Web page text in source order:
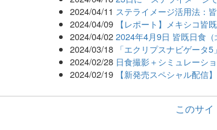
2024/04/11 ステライメージ活用法：
2024/04/09 【レポート】メキシコ皆
2024/04/02 2024年4月9日 皆既日食（
2024/03/18 「エクリプスナビゲー
2024/02/28 日食撮影＋シミュレーシ
2024/02/19 【新発売スペシャル配信
このサ